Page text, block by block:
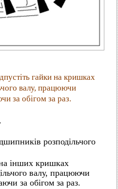
гайки на кришках
валу, працюючи
за обігом за раз.
розподільчого
інших кришках
валу, працюючи
за обігом за раз.